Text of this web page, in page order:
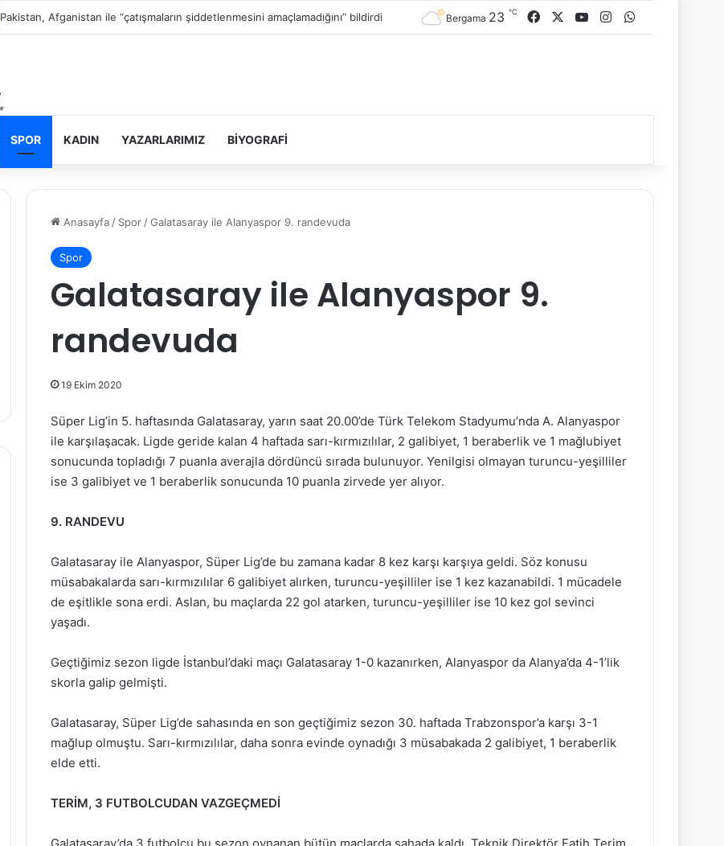
Filistin topraklarını gasbeden İsrailliler, Batı Şeria’da 3 kasabaya saldırdı Bergama 23 ℃ Facebook YouTubeInstagram
SPOR KADIN YAZARLARIMIZ BIYOGRAFI
Anasayfa / Spor /Galatasaray ile Alanyaspor 9. randevuda
Spor
Galatasaray ile Alanyaspor 9.
randevuda
19 Ekim 2020
Süper Lig’in 5. haftasında Galatasaray, yarın saat 20.00’de Türk Telekom Stadyumu’nda A. Alanyaspor
ile karşılaşacak. Ligde geride kalan 4 haftada sarı-kırmızılılar, 2 galibiyet, 1 beraberlik ve 1 mağlubiyet
sonucunda topladığı 7 puanla averajla dördüncü sırada bulunuyor. Yenilgisi olmayan turuncu-yeşilliler
ise 3 galibiyet ve 1 beraberlik sonucunda 10 puanla zirvede yer alıyor.
9. RANDEVU
Galatasaray ile Alanyaspor, Süper Lig’de bu zamana kadar 8 kez karşı karşıya geldi. Söz konusu
müsabakalarda sarı-kırmızılılar 6 galibiyet alırken, turuncu-yeşilliler ise 1 kez kazanabildi. 1 mücadele
de eşitlikle sona erdi. Aslan, bu maçlarda 22 gol atarken, turuncu-yeşilliler ise 10 kez gol sevinci
yaşadı.
Geçtiğimiz sezon ligde İstanbul’daki maçı Galatasaray 1-0 kazanırken, Alanyaspor da Alanya’da 4-1’lik
skorla galip gelmişti.
Galatasaray, Süper Lig’de sahasında en son geçtiğimiz sezon 30. haftada Trabzonspor’a karşı 3-1
mağlup olmuştu. Sarı-kırmızılılar, daha sonra evinde oynadığı 3 müsabakada 2 galibiyet, 1 beraberlik
elde etti.
TERİM, 3 FUTBOLCUDAN VAZGEÇMEDİ
Galatasaray’da 3 futbolcu bu sezon oynanan bütün maçlarda sahada kaldı. Teknik Direktör Fatih Terim,